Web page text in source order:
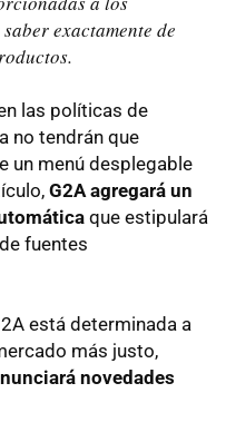
exactamente de
las políticas de
no tendrán que
un menú desplegable
G2A agregará un
que estipulará
fuentes
está determinada a
más justo,
novedades